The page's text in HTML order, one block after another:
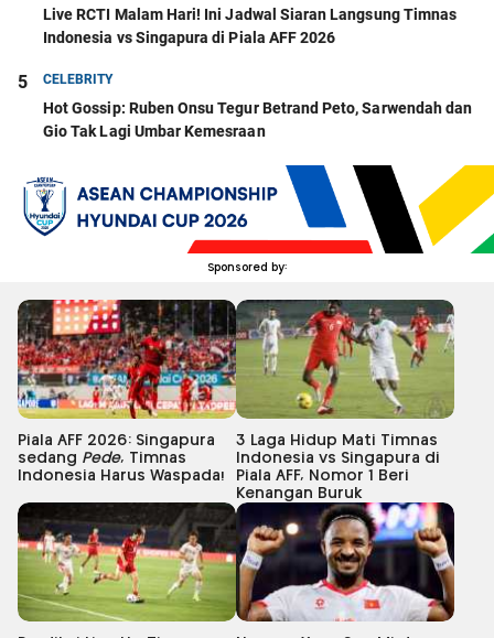
Live RCTI Malam Hari! Ini Jadwal Siaran Langsung Timnas
Indonesia vs Singapura di Piala AFF 2026
5 CELEBRITY
Hot Gossip: Ruben Onsu Tegur Betrand Peto, Sarwendah dan
Gio Tak Lagi Umbar Kemesraan